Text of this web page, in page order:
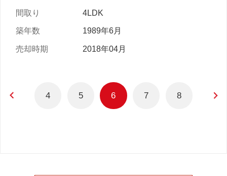
4LDK
1989年6月
2018年04月
4 5 6 7 8